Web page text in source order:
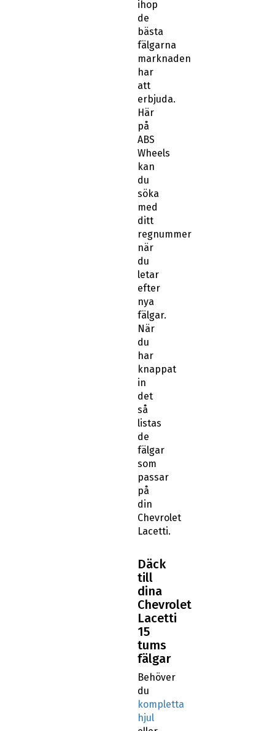
ihop
de
bästa
fälgarna
marknaden
har
att
erbjuda.
Här
på
ABS
Wheels
kan
du
söka
med
ditt
regnummer
när
du
letar
efter
nya
fälgar.
När
du
har
knappat
in
det
så
listas
de
fälgar
som
passar
på
din
Chevrolet
Lacetti.
Däck
till
dina
Chevrolet
Lacetti
15
tums
fälgar
Behöver
du
kompletta
hjul